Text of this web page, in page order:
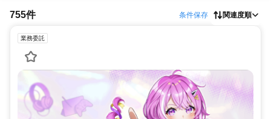
755件 条件保存 関連度順
業務委託